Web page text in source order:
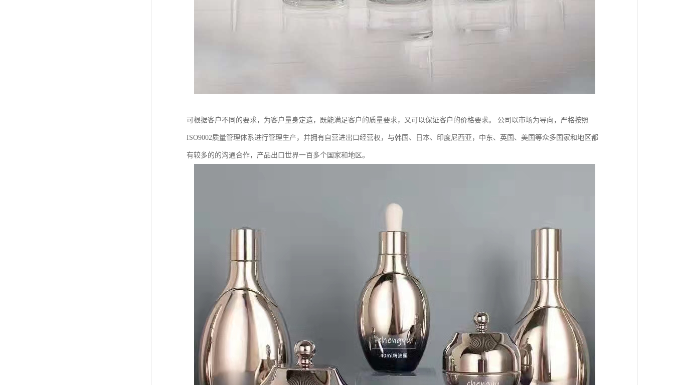
可根据客户不同的要求，为客户量身定造，既能满足客户的质量要求，又可以保证客户的价格要求。 公司以市场为导向，严格按照
ISO9002质量管理体系进行管理生产，并拥有自营进出口经营权，与韩国、日本、印度尼西亚，中东、英国、美国等众多国家和地区都
有较多的的沟通合作，产品出口世界一百多个国家和地区。